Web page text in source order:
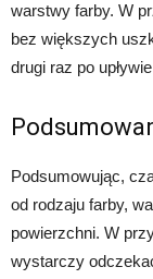
warstwy farby. W
bez większych
drugi raz po
Podsumowując,
od rodzaju farby,
powierzchni. W
wystarczy